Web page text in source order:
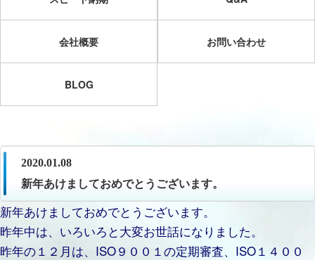
会社概要 お問い合わせ
BLOG
2020.01.08
新年あけましておめでとうございます。
新年あけましておめでとうございます。
昨年中は、いろいろと大変お世話になりました。
昨年の１２月は、ISO９００１の定期審査、ISO１４００